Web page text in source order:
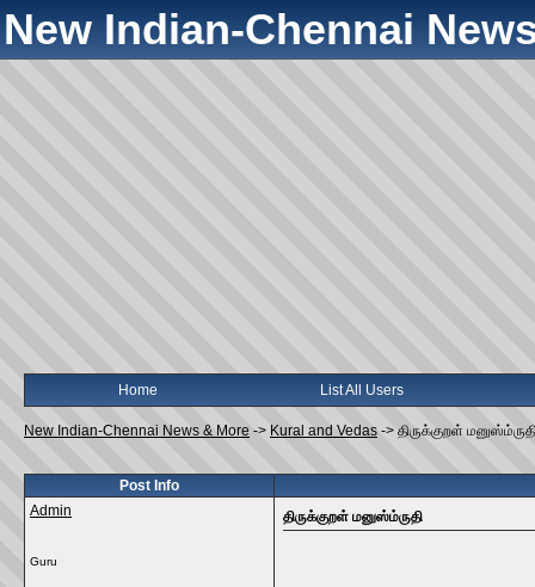
New Indian-Chennai
Home List All Users
New Indian-Chennai News & More -> Kural and Vedas -> திருக்குறள்
Post Info
Admin
Guru
திருக்குறள் மனுஸ்ம்ருதி